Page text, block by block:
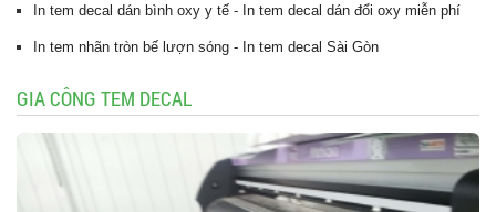
In tem decal dán bình oxy y tế - In tem decal dán đổi oxy miễn phí
In tem nhãn tròn bế lượn sóng - In tem decal Sài Gòn
GIA CÔNG TEM DECAL